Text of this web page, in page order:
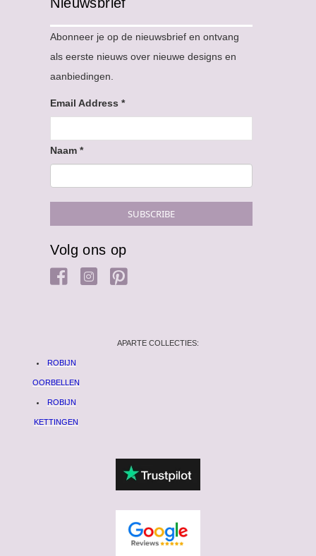
Abonneer je op de nieuwsbrief en ontvang
als eerste nieuws over nieuwe designs en
aanbiedingen.
Email Address*
Naam*
Volg ons op
APARTE COLLECTIES:
ROBIJN
OORBELLEN
ROBIJN
KETTINGEN